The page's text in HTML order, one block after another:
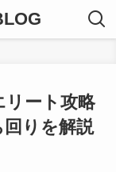
リート攻略
回りを解説